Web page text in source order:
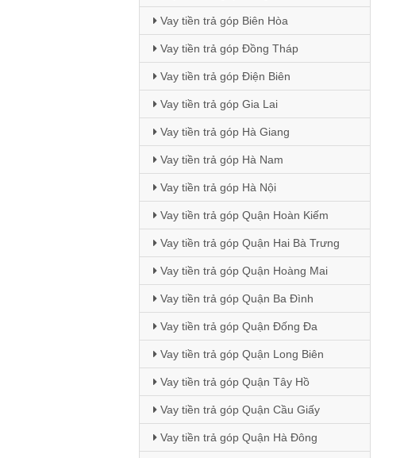
Vay tiền trả góp Biên Hòa
Vay tiền trả góp Đồng Tháp
Vay tiền trả góp Điện Biên
Vay tiền trả góp Gia Lai
Vay tiền trả góp Hà Giang
Vay tiền trả góp Hà Nam
Vay tiền trả góp Hà Nội
Vay tiền trả góp Quận Hoàn Kiếm
Vay tiền trả góp Quận Hai Bà Trưng
Vay tiền trả góp Quận Hoàng Mai
Vay tiền trả góp Quận Ba Đình
Vay tiền trả góp Quận Đống Đa
Vay tiền trả góp Quận Long Biên
Vay tiền trả góp Quận Tây Hồ
Vay tiền trả góp Quận Cầu Giấy
Vay tiền trả góp Quận Hà Đông